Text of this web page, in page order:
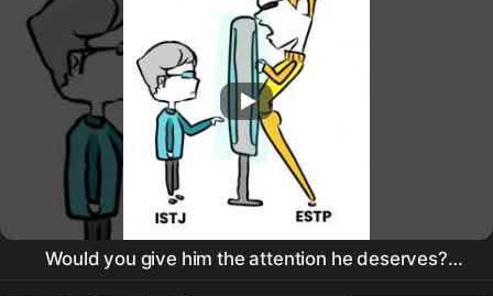
Would you give him the attention he deserves?
# mbti #animation